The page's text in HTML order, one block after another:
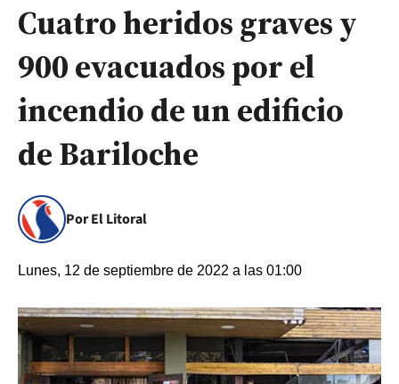
Cuatro heridos graves y
900 evacuados por el
incendio de un edificio
de Bariloche
Por El Litoral
Lunes, 12 de septiembre de 2022 a las 01:00